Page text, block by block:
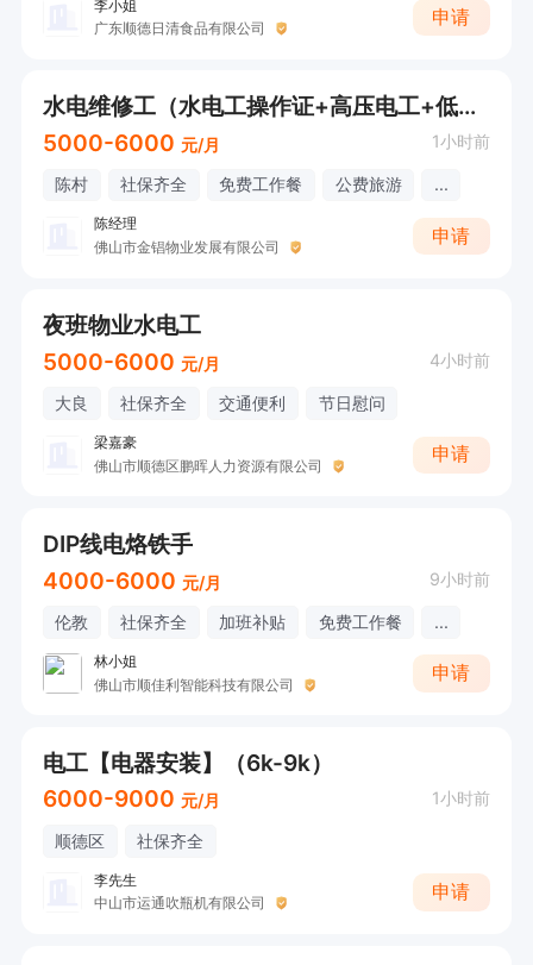
李小姐
广东顺德日清食品有限公司
申请
水电维修工（水电工操作证+高压电工+低压电工+有社保）
5000-6000 元/月 1小时前
陈村 社保齐全 免费工作餐 公费旅游 ...
陈经理
佛山市金锠物业发展有限公司
申请
夜班物业水电工
5000-6000 元/月 4小时前
大良 社保齐全 交通便利 节日慰问
梁嘉豪
佛山市顺德区鹏晖人力资源有限公司
申请
DIP线电烙铁手
4000-6000 元/月 9小时前
伦教 社保齐全 加班补贴 免费工作餐 ...
林小姐
佛山市顺佳利智能科技有限公司
申请
电工【电器安装】（6k-9k）
6000-9000 元/月 1小时前
顺德区 社保齐全
李先生
中山市运通吹瓶机有限公司
申请